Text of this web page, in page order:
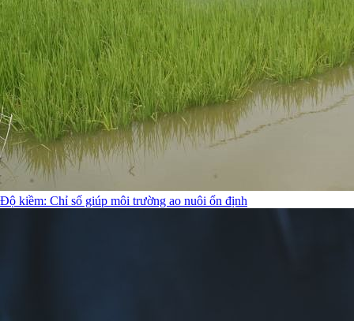
Độ kiềm: Chỉ số giúp môi trường ao nuôi ổn định